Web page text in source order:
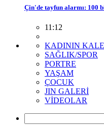
Çin'de tayfun alarmı: 100
11:12
KADININ
SAĞLIK/SPOR
PORTRE
YAŞAM
ÇOCUK
JIN GALERİ
VİDEOLAR